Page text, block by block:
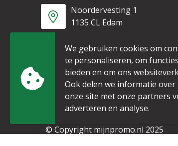
Noordervesting 1
1135 CL Edam
+31 6 53328087
info@mijnpromo.nl
© Copyright mijnpromo.nl 2025
We gebruiken cookies om
te personaliseren, om
bieden en om ons
Ook delen we informatie
onze site met onze partners
adverteren en analyse.